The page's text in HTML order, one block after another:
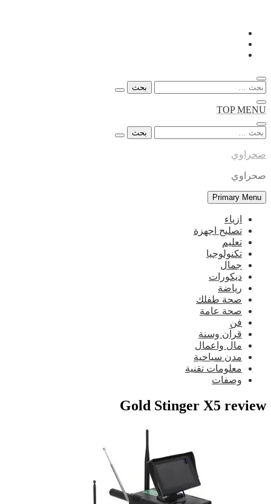
Skip
content
البحث
TOP MENU
البحث
صحراوي
صحراوي
Primary Menu
ازياء
تصليح اجهزة
تعليم
تكنولوجيا
جمال
ديكورات
رياضة
صحة طفلك
صحة عامة
فن
قرآن وسنة
مال واعمال
مدن سياحية
معلومات تقنية
وصفات
Gold Stinger X5 review